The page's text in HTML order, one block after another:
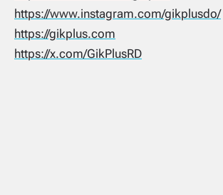
https://www.instagram.com/gikplusdo/
https://gikplus.com
https://x.com/GikPlusRD